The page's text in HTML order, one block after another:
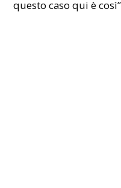
questo caso qui è